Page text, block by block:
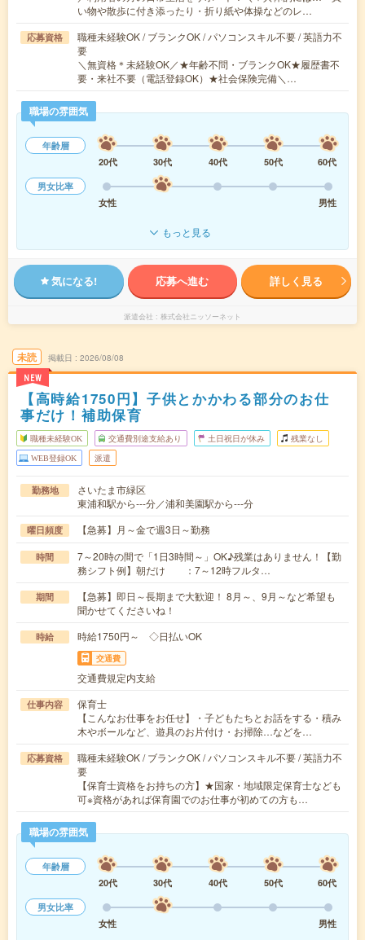
い物や散歩に付き添ったり・折り紙や体操などのレ…
応募資格
職種未経験OK / ブランクOK / パソコンスキル不要 / 英語力不
要
＼無資格＊未経験OK／★年齢不問・ブランクOK★履歴書不
要・来社不要（電話登録OK）★社会保険完備＼…
職場の雰囲気
年齢層
20代
30代 40代 50代
60代
男女比率
女性
男性
もっと見る
気になる! 応募へ進む 詳しく見る
派遣会社 株式会社ニッソーネット
未読
NEW
掲載日 2026/08/08
【高時給1750円】子供とかかわる部分のお仕
事だけ！補助保育
職種未経験OK 交通費別途支給あり 土日祝日が休み 残業なし
WEB登録OK 派遣
勤務地
さいたま市緑区
東浦和駅から---分／浦和美園駅から---分
曜日頻度 【急募】月～金で週3日～勤務
時間
7～20時の間で「1日3時間～」OK♪残業はありません！【勤
務シフト例】朝だけ ：7～12時フルタ…
期間
【急募】即日～長期まで大歓迎！ 8月～、9月～など希望も
聞かせてくださいね！
時給 時給1750円～ ◇日払いOK
交通費
交通費規定内支給
仕事内容
保育士
【こんなお仕事をお任せ】・子どもたちとお話をする・積み
木やボールなど、遊具のお片付け・お掃除…などを…
応募資格
職種未経験OK / ブランクOK / パソコンスキル不要 / 英語力不
要
【保育士資格をお持ちの方】★国家・地域限定保育士なども
可※資格があれば保育園でのお仕事が初めての方も…
職場の雰囲気
年齢層
20代
30代 40代 50代
60代
男女比率
女性
男性